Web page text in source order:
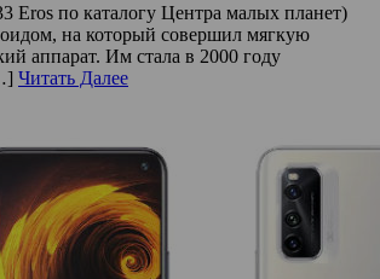
Eros по каталогу Центра малых планет)
на который совершил мягкую
аппарат. Им стала в 2000 году
Читать Далее